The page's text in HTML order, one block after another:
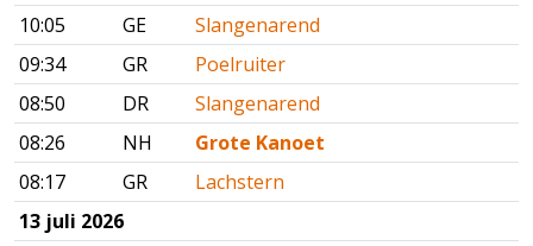
10:05
GE
Slangenarend
09:34
GR
Poelruiter
08:50
DR
Slangenarend
08:26
NH
Grote Kanoet
08:17
GR
Lachstern
13 juli 2026